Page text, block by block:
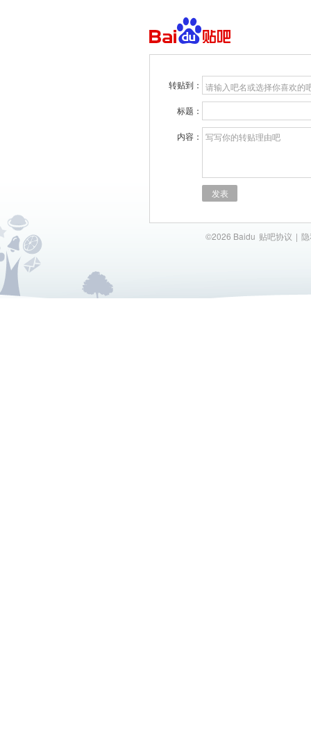
转贴到： 请输入吧名或选择你喜欢的
标题：
内容： 写写你的转贴理由吧
发表
©2026 Baidu 贴吧协议 |